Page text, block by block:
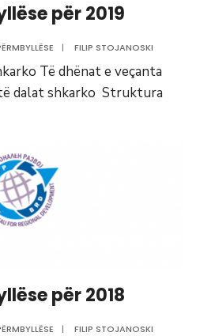
për 2019
| FILIP STOJANOSKI
Të dhënat e veçanta
dalat shkarko Struktura
për 2018
| FILIP STOJANOSKI